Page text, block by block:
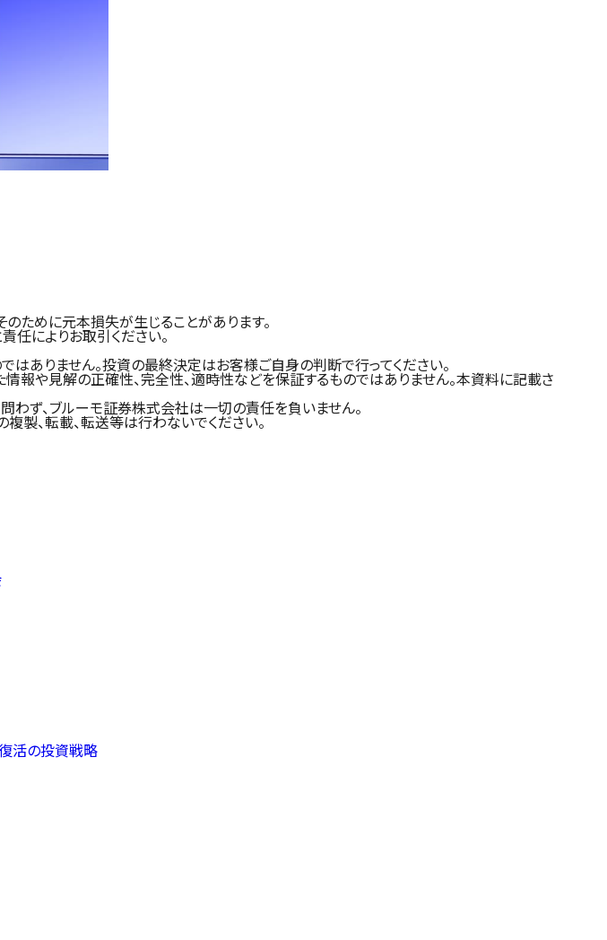
のために元本損失が生じることがあります。
任によりお取引ください。
ありません。投資の最終決定はお客様ご自身の判断で行ってください。
報や見解の正確性、完全性、適時性などを保証するものではありません。本資料に記載さ
わず、ブルーモ証券株式会社は一切の責任を負いません。
製、転載、転送等は行わないでください。
復活の投資戦略